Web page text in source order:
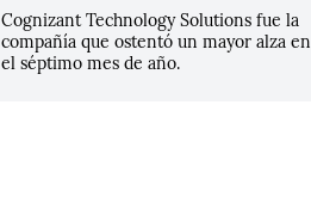
Cognizant Technology Solutions fue la
compañía que ostentó un mayor alza en
el séptimo mes de año.